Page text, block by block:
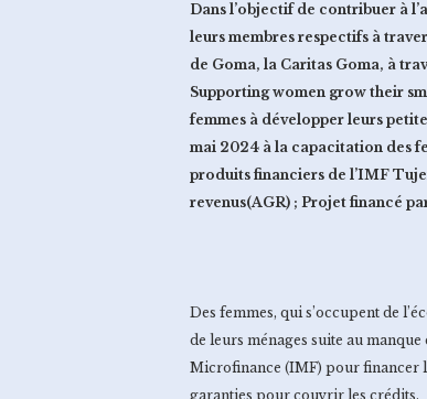
Dans l’objectif de contribuer à
leurs membres respectifs à
de Goma, la Caritas Goma, à
Supporting women grow their
femmes à développer leurs
mai 2024 à la capacitation des
produits financiers de l’IMF
revenus(AGR) ; Projet financé
Des femmes, qui s’occupent de
de leurs ménages suite au
Microfinance (IMF) pour financer
garanties pour couvrir les crédits.